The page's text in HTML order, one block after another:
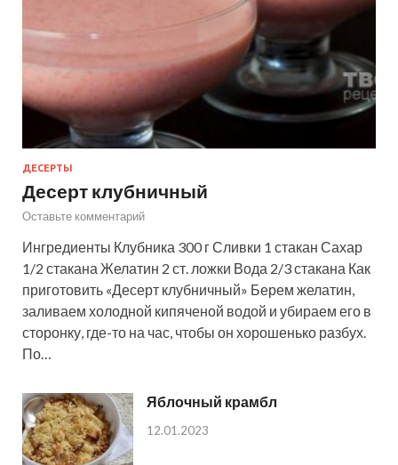
ДЕСЕРТЫ
Десерт клубничный
Оставьте комментарий
Ингредиенты Клубника 300 г Сливки 1 стакан Сахар
1/2 стакана Желатин 2 ст. ложки Вода 2/3 стакана Как
приготовить «Десерт клубничный» Берем желатин,
заливаем холодной кипяченой водой и убираем его в
сторонку, где-то на час, чтобы он хорошенько разбух.
По…
Яблочный крамбл
12.01.2023